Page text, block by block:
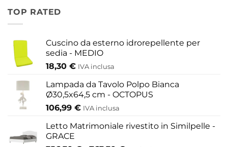
433,30 €
TOP RATED
Cuscino da esterno idrorepellente per
sedia - MEDIO
18,30 € IVA inclusa
Lampada da Tavolo Polpo Bianca
Ø30,5x64,5 cm - OCTOPUS
106,99 € IVA inclusa
Letto Matrimoniale rivestito in Similpelle -
GRACE